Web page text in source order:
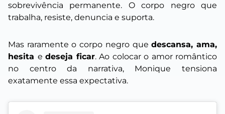
sobrevivência permanente. O corpo negro que
trabalha, resiste, denuncia e suporta.
Mas raramente o corpo negro quedescansa, ama,
hesita e deseja ficar. Ao colocar o amor romântico
no centro da narrativa, Monique tensiona
exatamente essa expectativa.